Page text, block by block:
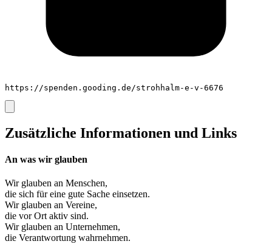
https://spenden.gooding.de/strohhalm-e-v-6676
Zusätzliche Informationen und Links
An was wir glauben
Wir glauben an Menschen,
die sich für eine gute Sache einsetzen.
Wir glauben an Vereine,
die vor Ort aktiv sind.
Wir glauben an Unternehmen,
die Verantwortung wahrnehmen.